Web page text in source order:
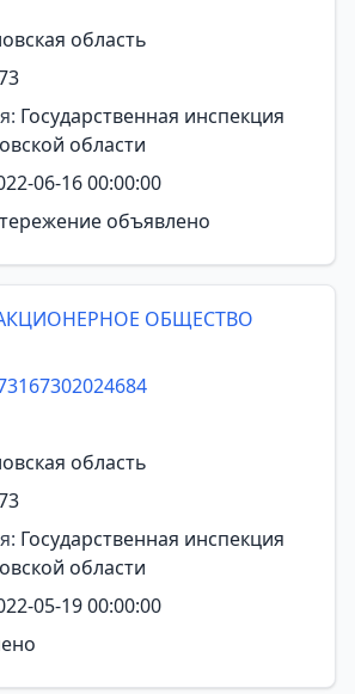
область
Государственная инспекция
области
06-16 00:00:00
объявлено
ОБЩЕСТВО
область
Государственная инспекция
области
05-19 00:00:00